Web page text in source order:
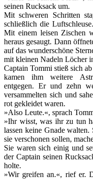
seinen Rucksack um.
Mit schweren Schritten
schließlich die
Mit einem leisen Zischen
heraus gesaugt. Dann
auf das wunderschöne
mit kleinen Nadeln Löcher
Captain Tommi stieß sich
kamen ihm weitere
entgegen. Er und zehn
versammelten sich und
rot gekleidet waren.
»Also Leute.«, sprach
»Ihr wisst, was ihr zu tun
lassen keine Gnade
sie verschonen sollen,
Sie waren sich einig und
der Captain seinen
holte.
»Wir greifen an.«, rief er.